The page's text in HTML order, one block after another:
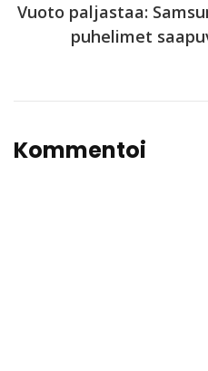
Vuoto paljastaa:
puhelimet
Kommentoi